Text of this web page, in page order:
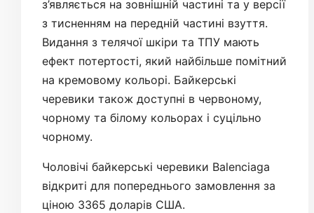
з’являється на зовнішній частині та у версії
з тисненням на передній частині взуття.
Видання з телячої шкіри та ТПУ мають
ефект потертості, який найбільше помітний
на кремовому кольорі. Байкерські
черевики також доступні в червоному,
чорному та білому кольорах і суцільно
чорному.
Чоловічі байкерські черевики Balenciaga
відкриті для попереднього замовлення за
ціною 3365 доларів США.